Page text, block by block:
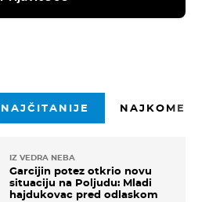
NAJČITANIJE
IZ VEDRA NEBA
Garcijin potez otkrio novu
situaciju na Poljudu: Mladi
hajdukovac pred odlaskom